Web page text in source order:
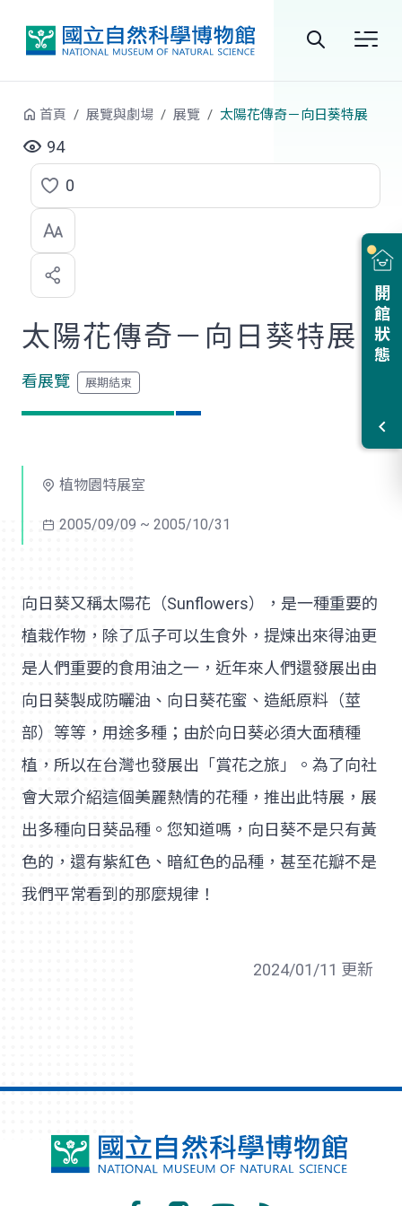
站
尋
開館狀態
首頁 展覽與劇場 展覽 太陽花傳奇－向日葵特展
94
點
選
喜
歡
0
太陽花傳奇－向日葵特展
看展覽
植物園特展室
2005/09/09 ~ 2005/10/31
向日葵又稱太陽花（Sunflowers），是一種重要的
植栽作物，除了瓜子可以生食外，提煉出來得油更
是人們重要的食用油之一，近年來人們還發展出由
向日葵製成防曬油、向日葵花蜜、造紙原料（莖
部）等等，用途多種；由於向日葵必須大面積種
植，所以在台灣也發展出「賞花之旅」。為了向社
會大眾介紹這個美麗熱情的花種，推出此特展，展
出多種向日葵品種。您知道嗎，向日葵不是只有黃
色的，還有紫紅色、暗紅色的品種，甚至花瓣不是
我們平常看到的那麼規律！
2024/01/11 更新
國